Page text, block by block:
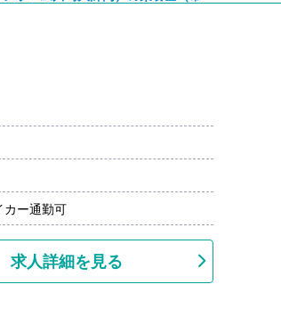
支給）
カー通勤可
求人詳細を見る